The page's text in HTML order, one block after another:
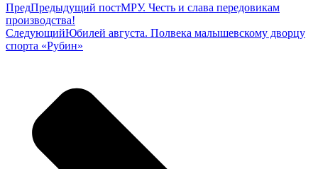
ПредПредыдущий постМРУ. Честь и слава передовикам
производства!
СледующийЮбилей августа. Полвека малышевскому дворцу
спорта «Рубин»